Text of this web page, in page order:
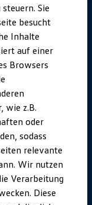
Sie
besucht
Inhalte
auf einer
Browsers
wie z.B.
oder
sodass
relevante
Wir nutzen
Verarbeitung
Diese